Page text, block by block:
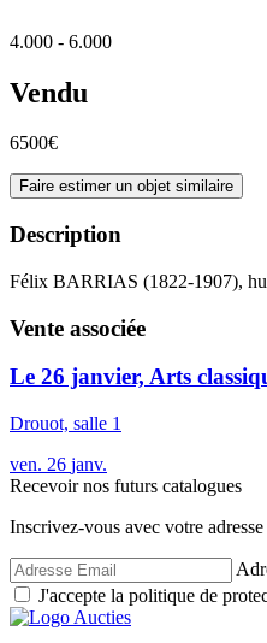
4.000 - 6.000
Vendu
6500€
Faire estimer un objet similaire
Description
Félix BARRIAS (1822-1907),
Vente associée
Le 26 janvier, Arts
Drouot, salle 1
ven. 26 janv.
Recevoir nos futurs catalogues
Inscrivez-vous avec votre
J'accepte la politique de